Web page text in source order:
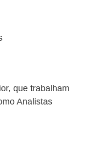
que trabalham
Analistas